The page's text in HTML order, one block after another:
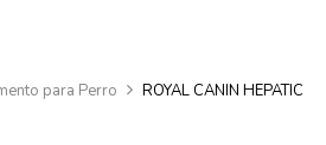
para Perro
ROYAL CANIN HEPATIC